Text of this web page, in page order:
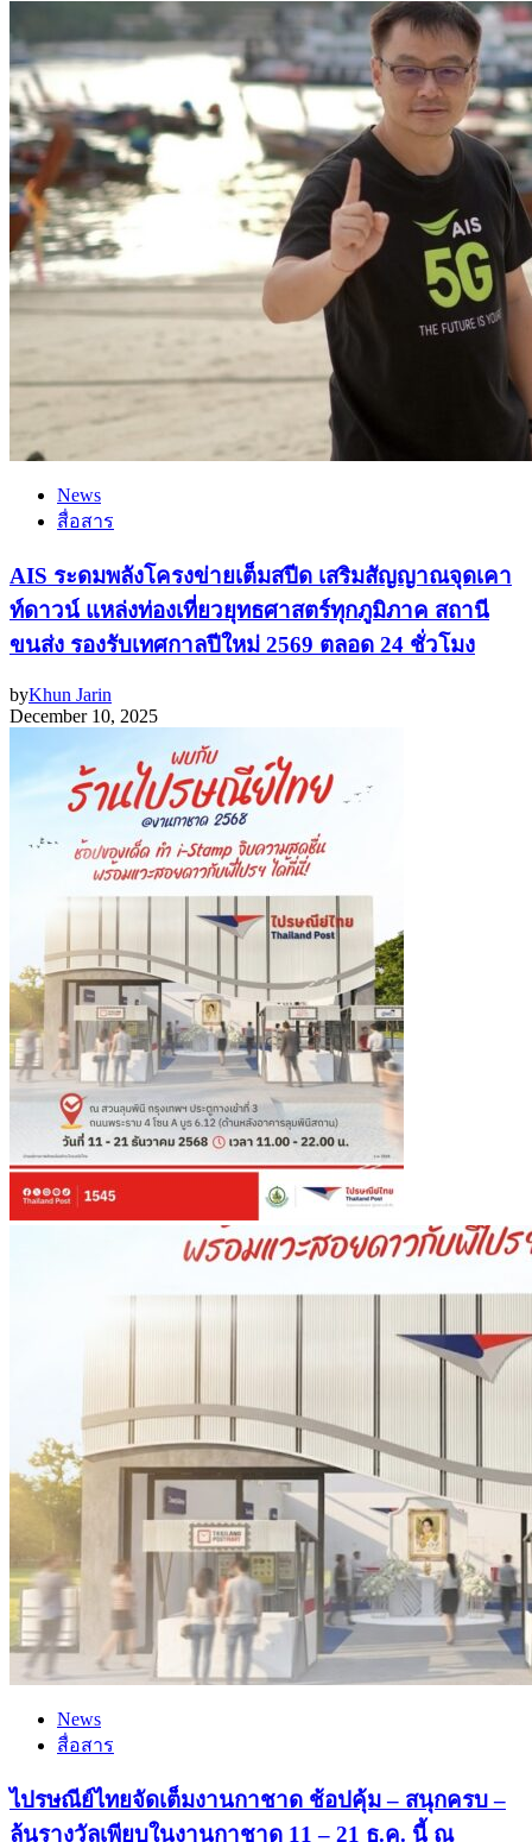
News
สื่อสาร
AIS ระดมพลังโครงข่ายเต็มสปีด เสริมสัญญาณจุดเคา
ท์ดาวน์ แหล่งท่องเที่ยวยุทธศาสตร์ทุกภูมิภาค สถานี
ขนส่ง รองรับเทศกาลปีใหม่ 2569 ตลอด 24 ชั่วโมง
byKhun Jarin
December 10, 2025
News
สื่อสาร
ไปรษณีย์ไทยจัดเต็มงานกาชาด ช้อปคุ้ม – สนุกครบ –
ลุ้นรางวัลเพียบในงานกาชาด 11 – 21 ธ.ค. นี้ ณ